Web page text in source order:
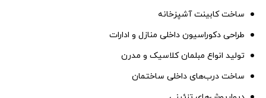
ساخت کابینت آشپزخانه
طراحی دکوراسیون داخلی منازل و ادارات
تولید انواع مبلمان کلاسیک و مدرن
ساخت درب‌های داخلی ساختمان